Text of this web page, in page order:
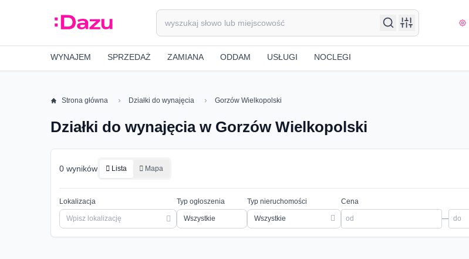
WYNAJEM SPRZEDAŻ ZAMIANA ODDAM USŁUGI NOCLEGI
Strona główna Działki do wynajęcia Gorzów Wielkopolski
Działki do wynajęcia w Gorzów Wielkopolski
0 wyników Lista Mapa
Lokalizacja Typ ogłoszenia Typ nieruchomości
Wszystkie
Cena
—